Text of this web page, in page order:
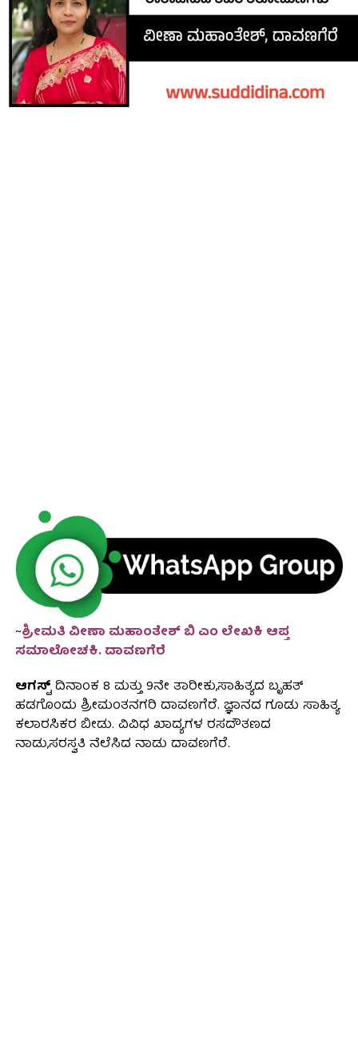
~ಶ್ರೀಮತಿ ವೀಣಾ ಮಹಾಂತೇಶ್ ಬಿ ಎಂ ಲೇಖಕಿ ಆಪ್ತ
ಸಮಾಲೋಚಕಿ. ದಾವಣಗೆರೆ
ಆಗಸ್ಟ್ದಿನಾಂಕ 8 ಮತ್ತು 9ನೇ ತಾರೀಕು,ಸಾಹಿತ್ಯದ ಬೃಹತ್
ಹಡಗೊಂದು ಶ್ರೀಮಂತನಗರಿ ದಾವಣಗೆರೆ. ಜ್ಞಾನದ ಗೂಡು ಸಾಹಿತ್ಯ
ಕಲಾರಸಿಕರ ಬೀಡು. ವಿವಿಧ ಖಾದ್ಯಗಳ ರಸದೌತಣದ
ನಾಡು,ಸರಸ್ವತಿ ನೆಲೆಸಿದ ನಾಡು ದಾವಣಗೆರೆ.